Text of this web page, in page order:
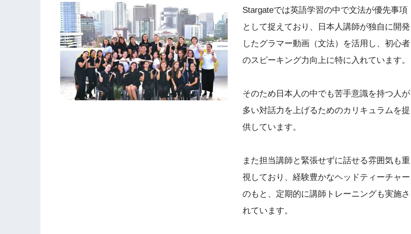
Stargateでは英語学習の中で文法が優先事項
として捉えており、日本人講師が独自に開発
したグラマー動画（文法）を活用し、初心者
のスピーキング力向上に特に入れています。
そのため日本人の中でも苦手意識を持つ人が
多い対話力を上げるためのカリキュラムを提
供しています。
また担当講師と緊張せずに話せる雰囲気も重
視しており、経験豊かなヘッドティーチャー
のもと、定期的に講師トレーニングも実施さ
れています。